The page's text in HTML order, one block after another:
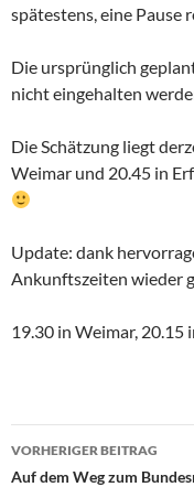
spätestens, eine Pause
Die ursprünglich
nicht eingehalten
Die Schätzung liegt
Weimar und 20.45 in
Update: dank
Ankunftszeiten wieder
19.30 in Weimar, 20.15
VORHERIGER BEITRAG
Auf dem Weg zum